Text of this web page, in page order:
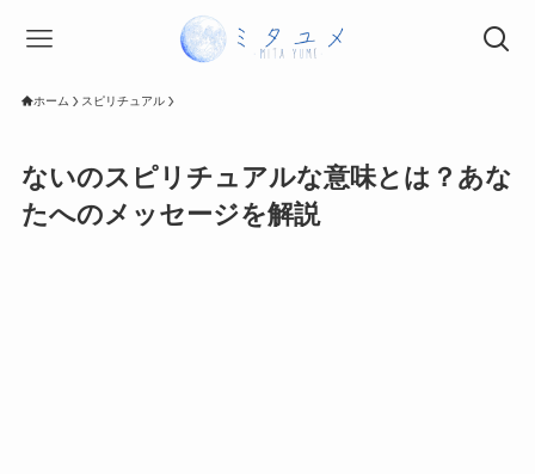
ホーム スピリチュアル
ないのスピリチュアルな意味とは？あな
たへのメッセージを解説